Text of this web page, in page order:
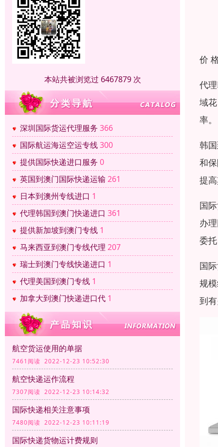
本站共被浏览过 6467879 次
深圳国际货运代理服务 366
国际航运海运空运专线300
提供国际快递进口服务 0
英国到澳门国际快递运输 261
日本到澳州专线进口 1
代理韩国到澳门快递进口 361
提供新加坡到澳门专线 1
马来西亚到澳门专线代理 207
瑞士到澳门专线快递进口 1
代理美国到澳门专线 1
加拿大到澳门快递进口代 1
航空货运使用的单据
7461阅读 2022-12-23 10:52:30
航空快递运作流程
7307阅读 2022-12-23 10:14:32
国际快递相关注意事项
7480阅读 2022-12-23 10:11:19
国际快递货物运计费规则
价
代
域
率。
韩
和
提
国
办
委
国
规
到